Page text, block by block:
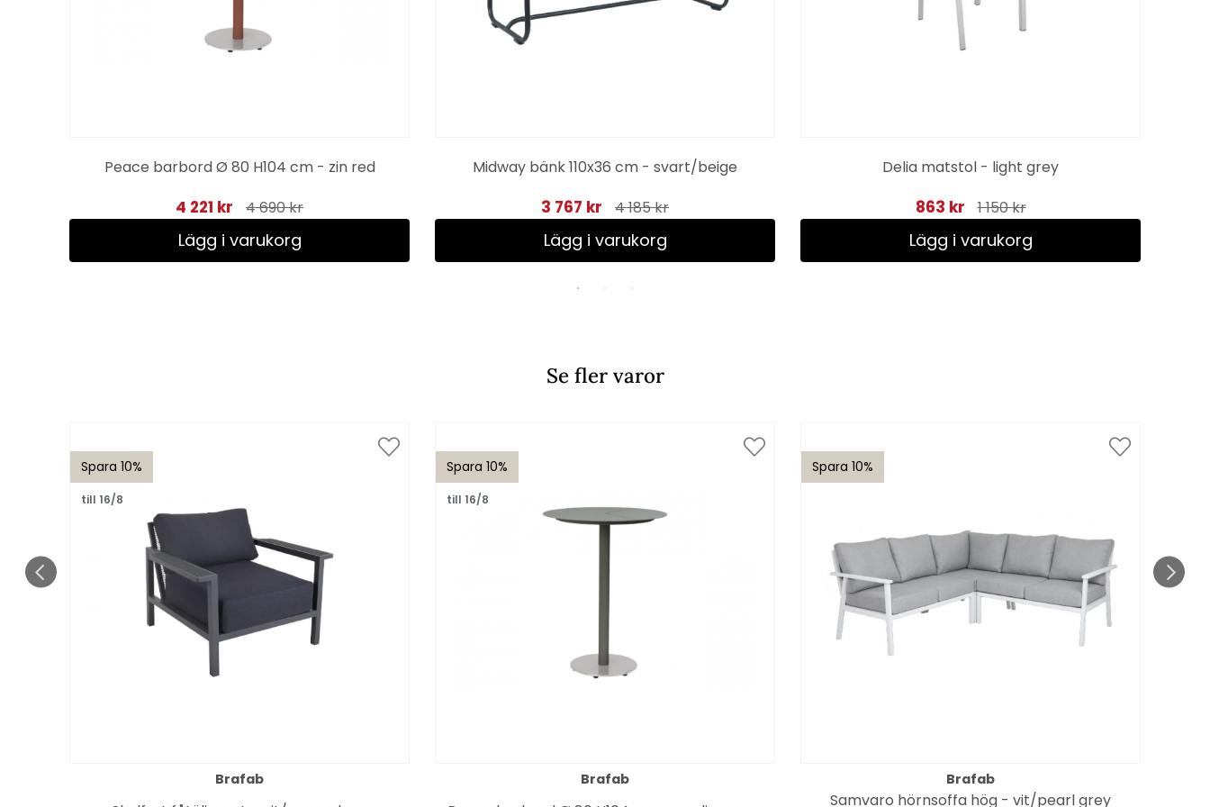
Peace barbord Ø 80 H104 cm - zin red
4 221 kr 4 690 kr
Lägg i varukorg
Midway bänk 110x36 cm - svart/beige
3 767 kr 4 185 kr
Lägg i varukorg
Delia matstol - light grey
863 kr 1 150 kr
Lägg i varukorg
Se fler varor
Spara 10%
till 16/8
Brafab
Spara 10%
till 16/8
Brafab
Spara 10%
Brafab
Samvaro hörnsoffa hög - vit/pearl grey